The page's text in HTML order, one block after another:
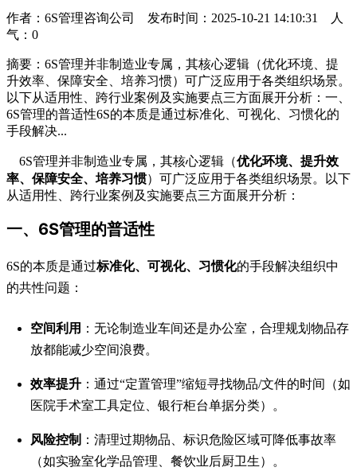
作者：6S管理咨询公司 发布时间：2025-10-21 14:10:31 人
气： 0
摘要：6S管理并非制造业专属，其核心逻辑（优化环境、提
升效率、保障安全、培养习惯）可广泛应用于各类组织场景。
以下从适用性、跨行业案例及实施要点三方面展开分析：一、
6S管理的普适性6S的本质是通过标准化、可视化、习惯化的
手段解决...
6S管理并非制造业专属，其核心逻辑（优化环境、提升效
率、保障安全、培养习惯）可广泛应用于各类组织场景。以下
从适用性、跨行业案例及实施要点三方面展开分析：
一、6S管理的普适性
6S的本质是通过标准化、可视化、习惯化的手段解决组织中
的共性问题：
空间利用 ：无论制造业车间还是办公室，合理规划物品存
放都能减少空间浪费。
效率提升 ：通过“定置管理”缩短寻找物品/文件的时间（如
医院手术室工具定位、银行柜台单据分类）。
风险控制 ：清理过期物品、标识危险区域可降低事故率
（如实验室化学品管理、餐饮业后厨卫生）。